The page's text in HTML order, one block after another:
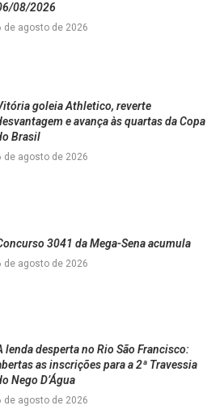
08/2026
de agosto de 2026
goleia Athletico, reverte
e avança às quartas da Copa
Brasil
de agosto de 2026
3041 da Mega-Sena acumula
de agosto de 2026
lenda desperta no Rio São Francisco:
as inscrições para a 2ª Travessia
Nego D’Água
de agosto de 2026